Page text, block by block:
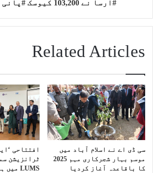
#ارسا نے 103,200 کیوسک #پانی چھوڑا۔
Related Articles
سی ڈی اے نے اسلام آباد میں
موسم بہار شجرکاری مہم 2025
کا باقاعدہ آغاز کردیا
افتتاحی
ٹرانزیشن
LUMS میں ہوئی۔